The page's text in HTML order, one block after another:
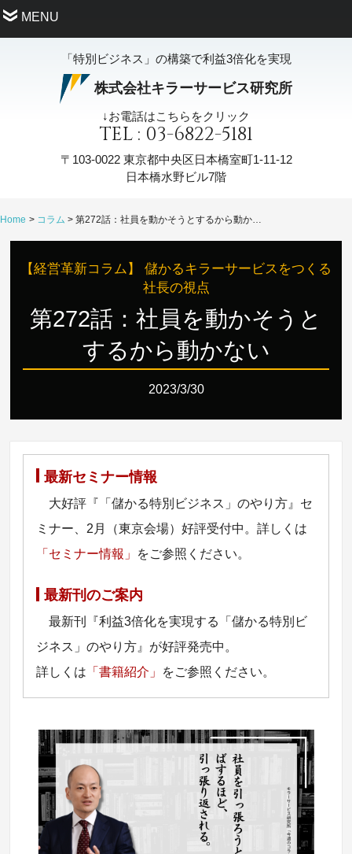
MENU
「特別ビジネス」の構築で利益3倍化を実現
株式会社キラーサービス研究所
↓お電話はこちらをクリック
TEL : 03-6822-5181
〒103-0022東京都中央区日本橋室町1-11-12
日本橋水野ビル7階
Home コラム 第272話：社員を動かそうとするから動かない
【経営革新コラム】 儲かるキラーサービスをつくる
社長の視点
第272話：社員を動かそうと
するから動かない
2023/3/30
最新セミナー情報
大好評『「儲かる特別ビジネス」のやり方』セ
ミナー、2月（東京会場）好評受付中。詳しくは
「セミナー情報」 をご参照ください。
最新刊のご案内
最新刊『利益3倍化を実現する「儲かる特別ビ
ジネス」のやり方』が好評発売中。
詳しくは 「書籍紹介」 をご参照ください。